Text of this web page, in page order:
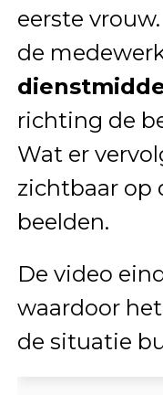
eerste
de
richting de
Wat er
zichtbaar op
beelden.
De video
waardoor
de situatie